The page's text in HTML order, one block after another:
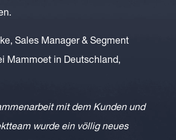
Sales Manager & Segment
Mammoet in Deutschland,
mit dem Kunden und
wurde ein völlig neues